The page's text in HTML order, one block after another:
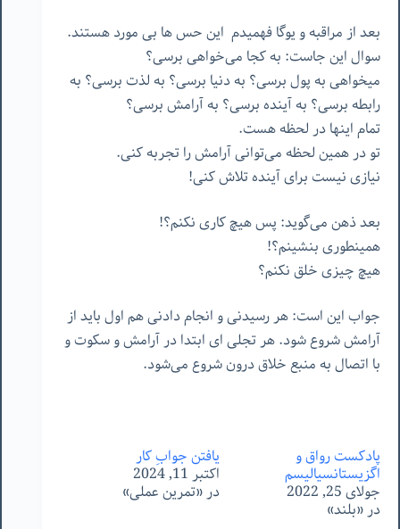
بعد از مراقبه و یوگا فهمیدم این حس ها بی مورد هستند.
سوال این جاست: به کجا می‌خواهی برسی؟
میخواهی به پول برسی؟ به دنیا برسی؟ به لذت برسی؟ به
رابطه برسی؟ به آینده برسی؟ به آرامش برسی؟
تمام اینها در لحظه هست.
تو در همین لحظه می‌توانی آرامش را تجربه کنی.
نیازی نیست برای آینده تلاش کنی!
بعد ذهن می‌گوید: پس هیچ کاری نکنم؟!
همینطوری بنشینم؟!
هیچ چیزی خلق نکنم؟
جواب این است: هر رسیدنی و انجام دادنی هم اول باید از
آرامش شروع شود. هر تجلی ای ابتدا در آرامش و سکوت و
با اتصال به منبع خلاق درون شروع می‌شود.
پادکست رواق و
اگزیستانسیالیسم
جولای 25, 2022
در «بلند»
یافتن جوابِ کار
اکتبر 11, 2024
در «تمرین عملی»